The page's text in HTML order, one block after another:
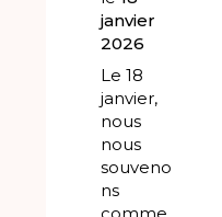
janvier
2026
Le 18
janvier,
nous
nous
souveno
ns